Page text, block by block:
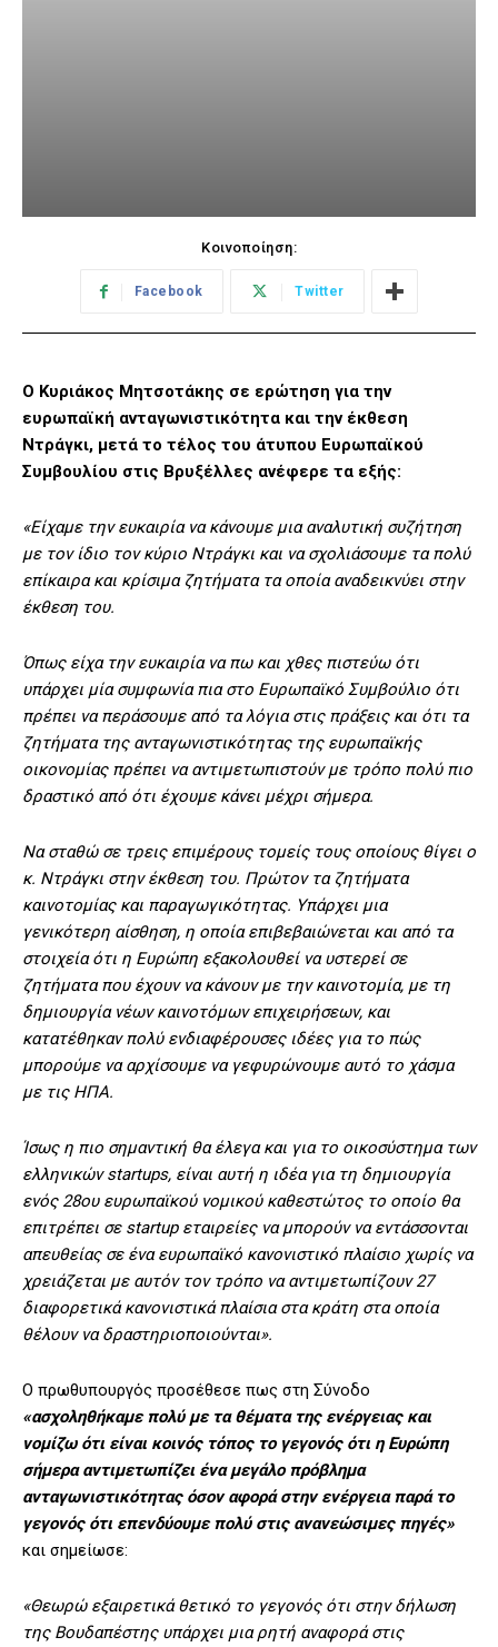
Κοινοποίηση:
Facebook Twitter
Ο Κυριάκος Μητσοτάκης σε ερώτηση για την
ευρωπαϊκή ανταγωνιστικότητα και την έκθεση
Ντράγκι, μετά το τέλος του άτυπου Ευρωπαϊκού
Συμβουλίου στις Βρυξέλλες ανέφερε τα εξής:
«Είχαμε την ευκαιρία να κάνουμε μια αναλυτική συζήτηση
με τον ίδιο τον κύριο Ντράγκι και να σχολιάσουμε τα πολύ
επίκαιρα και κρίσιμα ζητήματα τα οποία αναδεικνύει στην
έκθεση του.
Όπως είχα την ευκαιρία να πω και χθες πιστεύω ότι
υπάρχει μία συμφωνία πια στο Ευρωπαϊκό Συμβούλιο ότι
πρέπει να περάσουμε από τα λόγια στις πράξεις και ότι τα
ζητήματα της ανταγωνιστικότητας της ευρωπαϊκής
οικονομίας πρέπει να αντιμετωπιστούν με τρόπο πολύ πιο
δραστικό από ότι έχουμε κάνει μέχρι σήμερα.
Να σταθώ σε τρεις επιμέρους τομείς τους οποίους θίγει ο
κ. Ντράγκι στην έκθεση του. Πρώτον τα ζητήματα
καινοτομίας και παραγωγικότητας. Υπάρχει μια
γενικότερη αίσθηση, η οποία επιβεβαιώνεται και από τα
στοιχεία ότι η Ευρώπη εξακολουθεί να υστερεί σε
ζητήματα που έχουν να κάνουν με την καινοτομία, με τη
δημιουργία νέων καινοτόμων επιχειρήσεων, και
κατατέθηκαν πολύ ενδιαφέρουσες ιδέες για το πώς
μπορούμε να αρχίσουμε να γεφυρώνουμε αυτό το χάσμα
με τις ΗΠΑ.
Ίσως η πιο σημαντική θα έλεγα και για το οικοσύστημα των
ελληνικών startups, είναι αυτή η ιδέα για τη δημιουργία
ενός 28ου ευρωπαϊκού νομικού καθεστώτος το οποίο θα
επιτρέπει σε startup εταιρείες να μπορούν να εντάσσονται
απευθείας σε ένα ευρωπαϊκό κανονιστικό πλαίσιο χωρίς να
χρειάζεται με αυτόν τον τρόπο να αντιμετωπίζουν 27
διαφορετικά κανονιστικά πλαίσια στα κράτη στα οποία
θέλουν να δραστηριοποιούνται».
Ο πρωθυπουργός προσέθεσε πως στη Σύνοδο
«ασχοληθήκαμε πολύ με τα θέματα της ενέργειας και
νομίζω ότι είναι κοινός τόπος το γεγονός ότι η Ευρώπη
σήμερα αντιμετωπίζει ένα μεγάλο πρόβλημα
ανταγωνιστικότητας όσον αφορά στην ενέργεια παρά το
γεγονός ότι επενδύουμε πολύ στις ανανεώσιμες πηγές»
και σημείωσε:
«Θεωρώ εξαιρετικά θετικό το γεγονός ότι στην δήλωση
της Βουδαπέστης υπάρχει μια ρητή αναφορά στις